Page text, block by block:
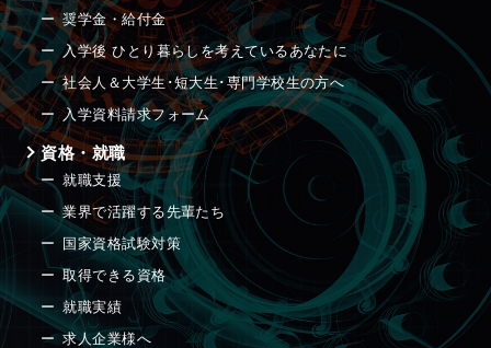
奨学金・給付金
入学後 ひとり暮らしを考えているあなたに
社会人＆大学生･短大生･専門学校生の方へ
入学資料請求フォーム
資格・就職
就職支援
業界で活躍する先輩たち
国家資格試験対策
取得できる資格
就職実績
求人企業様へ